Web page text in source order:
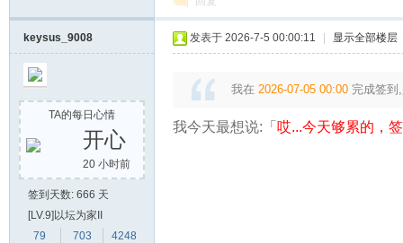
单
keysus_9008
TA的每日心情
开心
20 小时前
签到天数: 666 天
[LV.9]以坛为家II
79
703
4248
发表于 2026-7-5 00:00:11 显示全部楼层
我在 2026-07-05 00:00 完成签到
我今天最想说:「 哎...今天够累的，